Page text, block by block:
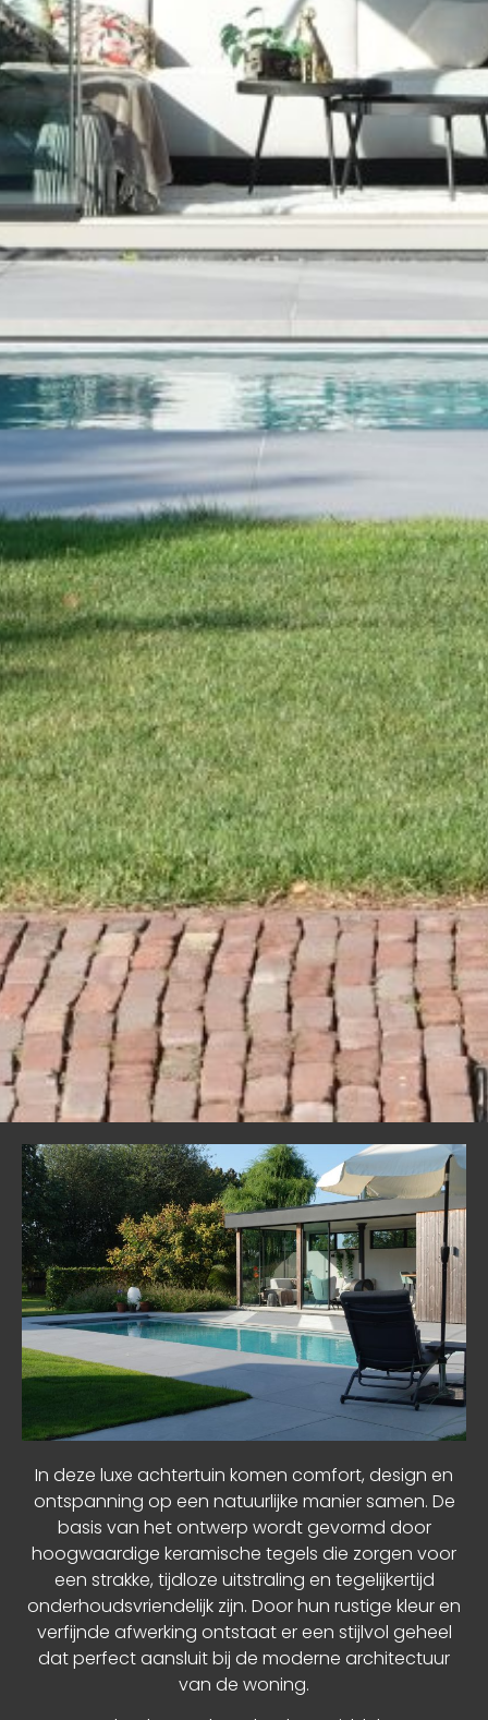
In deze luxe achtertuin komen comfort, design en
ontspanning op een natuurlijke manier samen. De
basis van het ontwerp wordt gevormd door
hoogwaardige keramische tegels die zorgen voor
een strakke, tijdloze uitstraling en tegelijkertijd
onderhoudsvriendelijk zijn. Door hun rustige kleur en
verfijnde afwerking ontstaat er een stijlvol geheel
dat perfect aansluit bij de moderne architectuur
van de woning.